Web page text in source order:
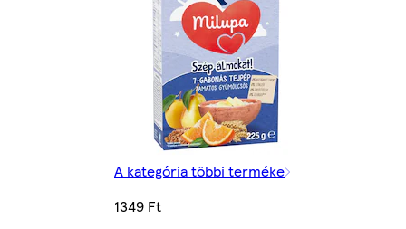
A kategória többi terméke
1349 Ft